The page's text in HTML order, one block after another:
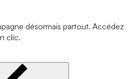
désormais partout. Accédez
clic.